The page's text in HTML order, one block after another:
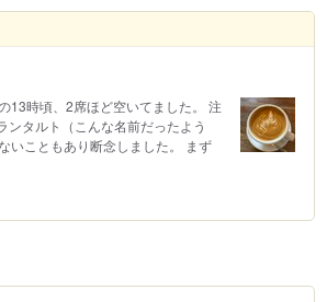
13時頃、2席ほど空いてました。 注
タルト（こんな名前だったよう
いこともあり断念しました。 まず